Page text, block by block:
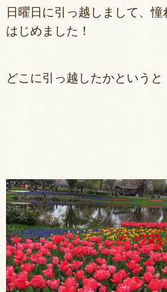
日曜日に引っ越しまして、
はじめました！
どこに引っ越したかというと